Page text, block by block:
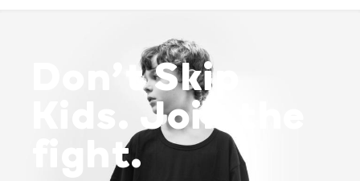
Don’t Skip
Kids. Join the
fight.